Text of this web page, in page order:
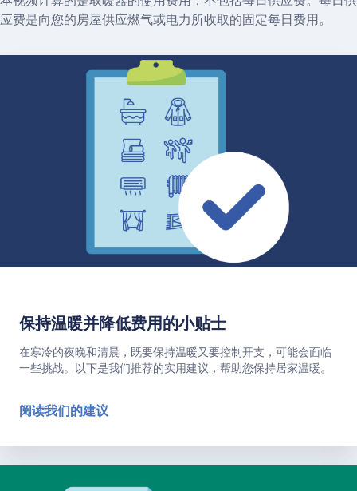
应费是向您的房屋供应燃气或电力所收取的固定每日费用。
保持温暖并降低费用的小贴士
在寒冷的夜晚和清晨，既要保持温暖又要控制开支，可能会面临
一些挑战。以下是我们推荐的实用建议，帮助您保持居家温暖。
阅读我们的建议